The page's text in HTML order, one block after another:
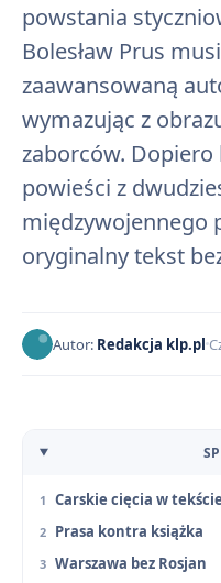
powstania
Bolesław Prus
zaawansowaną
wymazując z
zaborców.
powieści z
międzywojennego
oryginalny tekst
Autor: Redakcja klp.pl
Carskie cięcia w tekście
Prasa kontra książka
Warszawa bez Rosjan